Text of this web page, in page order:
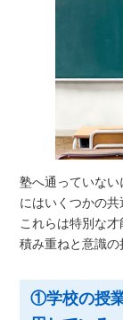
塾へ通っていな
にはいくつかの共
これらは特別な
積み重ねと意識の
①学校の授